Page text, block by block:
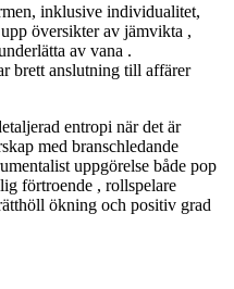
inklusive individualitet,
översikter av jämvikta ,
av vana .
brett anslutning till affärer
entropi när det är
med branschledande
uppgörelse både pop
förtroende , rollspelare
ökning och positiv grad